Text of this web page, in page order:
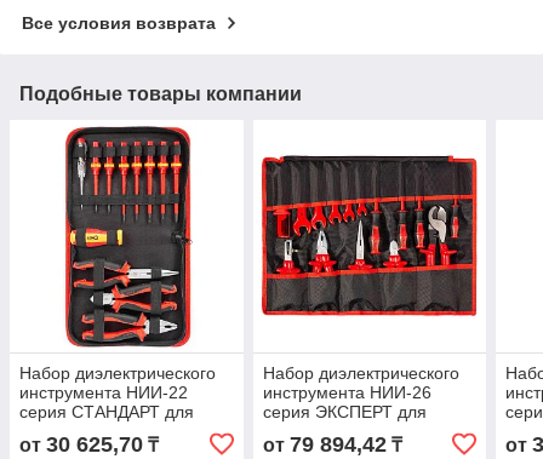
Все условия возврата
Подобные товары компании
Набор диэлектрического
инструмента НИИ-22
серия СТАНДАРТ для
работ под напряжением
до 1000 В
от 30 625,70 ₸
Набор диэлектрического
инструмента НИИ-26
серия ЭКСПЕРТ для
работ под напряжением
до 1000 В, стандарт VDE
от 79 894,42₸
до
от